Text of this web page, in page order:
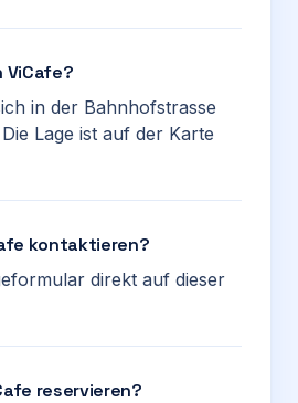
ViCafe?
in der Bahnhofstrasse
Lage ist auf der Karte
kontaktieren?
direkt auf dieser
reservieren?